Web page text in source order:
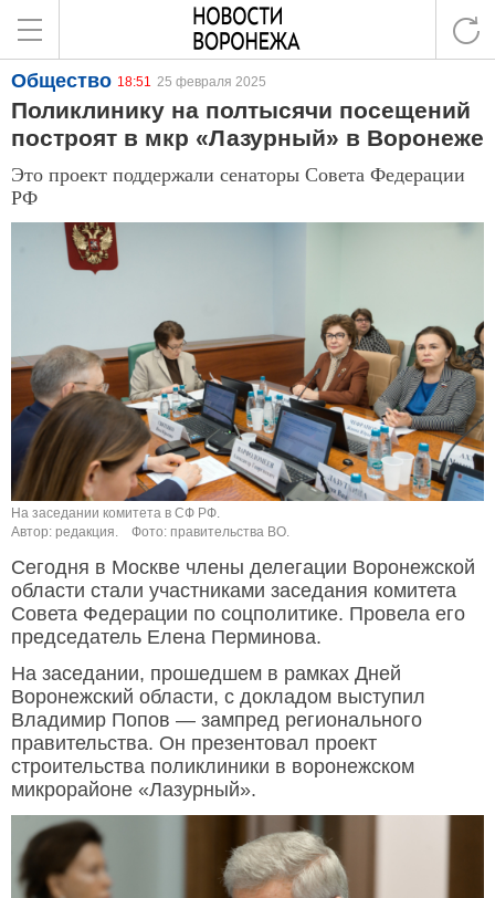
Общество 18:51 25 февраля 2025
Поликлинику на полтысячи посещений
построят в мкр «Лазурный» в Воронеже
Это проект поддержали сенаторы Совета Федерации
РФ
На заседании комитета в СФ РФ.
Автор: редакция.
Фото: правительства ВО.
Сегодня в Москве члены делегации Воронежской
области стали участниками заседания комитета
Совета Федерации по соцполитике. Провела его
председатель Елена Перминова.
На заседании, прошедшем в рамках Дней
Воронежский области, с докладом выступил
Владимир Попов — зампред регионального
правительства. Он презентовал проект
строительства поликлиники в воронежском
микрорайоне «Лазурный».